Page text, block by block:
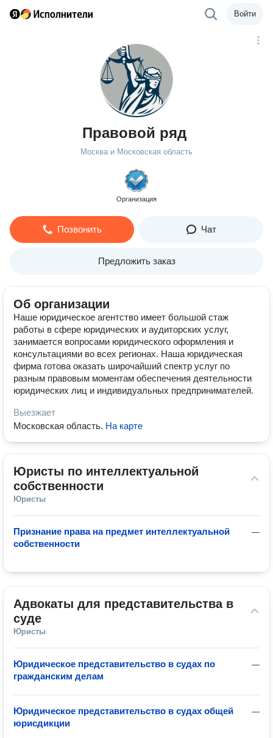
Войти
Правовой ряд
Москва и Московская область
Организация
Позвонить Чат
Предложить заказ
Об организации
Наше юридическое агентство имеет большой стаж
работы в сфере юридических и аудиторских услуг,
занимается вопросами юридического оформления и
консультациями во всех регионах. Наша юридическая
фирма готова оказать широчайший спектр услуг по
разным правовым моментам обеспечения деятельности
юридических лиц и индивидуальных предпринимателей.
Выезжает
Московская область. На карте
Юристы по интеллектуальной
собственности
Юристы
—
Признание права на предмет интеллектуальной
собственности
Адвокаты для представительства в
суде
Юристы
—
Юридическое представительство в судах по
гражданским делам
—
Юридическое представительство в судах общей
юрисдикции